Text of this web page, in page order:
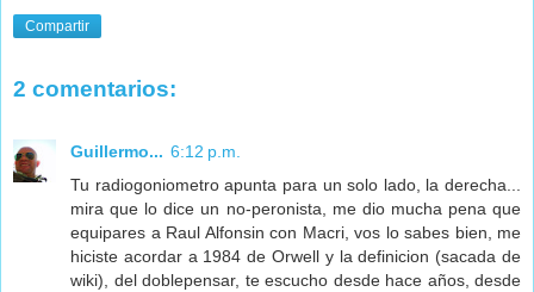
Compartir
2 comentarios:
Guillermo... 6:12 p.m.
Tu radiogoniometro apunta para un solo lado, la derecha...
mira que lo dice un no-peronista, me dio mucha pena que
equipares a Raul Alfonsin con Macri, vos lo sabes bien, me
hiciste acordar a 1984 de Orwell y la definicion (sacada de
wiki), del doblepensar, te escucho desde hace años, desde